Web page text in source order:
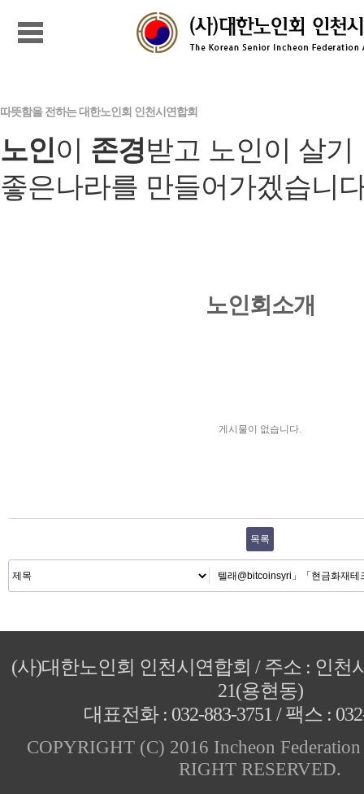
따뜻함을 전하는 대한노인회 인천시연합회
노인이 존경받고 노인이 살기
좋은나라를 만들어가겠습니
노인회소개
게시물이 없습니다.
목록
(사)대한노인회 인천시연합회 / 주소 : 인천
21(용현동)
대표전화 : 032-883-3751 / 팩스 :
COPYRIGHT (C) 2016 Incheon
RIGHT RESERVED.